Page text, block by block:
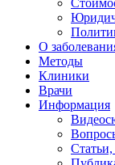
О
Методы
Клиники
Врачи
Информация